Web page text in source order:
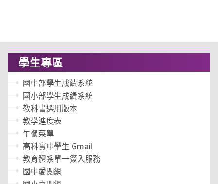
學生專區
國中部學生成績系統
國小部學生成績系統
教科書選用版本
教學進度表
午餐菜單
高科實中學生 Gmail
教育體系單一簽入服務
國中愛閱網